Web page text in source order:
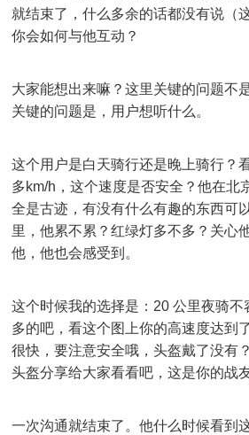
就结束了，什么多余的话都没有说（
你会如何与他互动？
大家能想出来嘛？这里关键的问题不
关键的问题是，用户想听什么。
这个用户是白天骑行还是晚上骑行？
多km/h，这个速度是否安全？他在北
全是古迹，有没有什么有趣的东西可
里，他累不累？红绿灯多不多？关心
他，他也会感受到。
这个时候我的选择是：20 公里夜骑不
多的吧，看这个图上你的高速度达到
很快，要注意安全哦，头盔戴了没有
头盔分享给大家看看吧，这是你的战
一次沟通就结束了。他什么时候看到